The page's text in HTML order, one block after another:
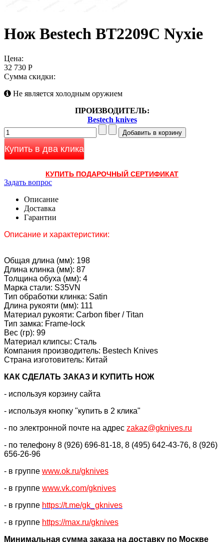
Нож Bestech BT2209C Nyxie
Цена:
32 730 Р
Сумма скидки:
Не является холодным оружием
ПРОИЗВОДИТЕЛЬ:
Bestech knives
Купить в два клика
КУПИТЬ ПОДАРОЧНЫЙ СЕРТИФИКАТ
Задать вопрос
Описание
Доставка
Гарантии
Описание и характеристики:
Общая длина (мм): 198
Длина клинка (мм): 87
Толщина обуха (мм): 4
Марка стали: S35VN
Тип обработки клинка: Satin
Длина рукояти (мм): 111
Материал рукояти: Carbon fiber / Titan
Тип замка: Frame-lock
Вес (гр): 99
Материал клипсы: Сталь
Компания производитель: Bestech Knives
Страна изготовитель: Китай
КАК CДЕЛАТЬ ЗАКАЗ И КУПИТЬ НОЖ
- используя корзину сайта
- используя кнопку "купить в 2 клика"
- по электронной почте на адрес zakaz@gknives.ru
- по телефону 8 (926) 696-81-18, 8 (495) 642-43-76, 8 (926)
656-26-96
- в группе www.ok.ru/gknives
- в группе www.vk.com/gknives
- в группе https://t.me/gk_gknives
- в группе https://max.ru/gknives
Минимальная сумма заказа на доставку по Москве